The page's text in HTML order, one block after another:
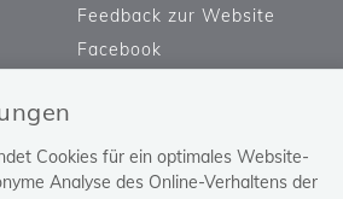
Cookies für ein optimales Website-
Analyse des Online-Verhaltens der
Feedback zur Website
Facebook